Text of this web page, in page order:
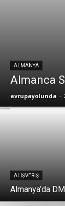
ALMANYA
Almanca
avrupayolunda -
ALIŞVERIŞ
Almanya’da